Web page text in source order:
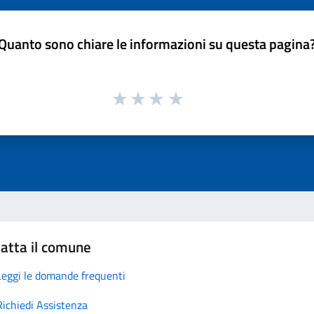
sono chiare le informazioni su questa
il comune
le domande frequenti
Assistenza